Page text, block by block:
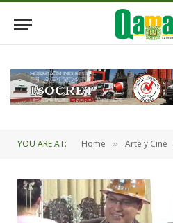
YOU ARE AT: Home » Arte y Cine